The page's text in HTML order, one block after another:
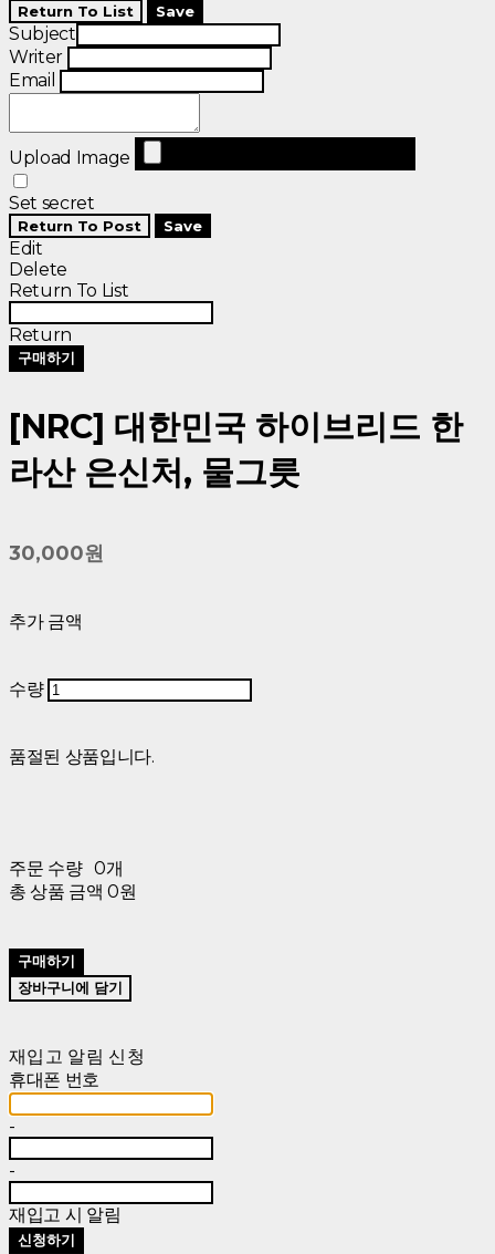
Return To List Save
Subject
Writer
Email
Upload Image
Set secret
Return To Post Save
Edit
Delete
Return To List
Return
구매하기
[NRC] 대한민국 하이브리드 한
라산 은신처, 물그릇
30,000원
추가 금액
수량
품절된 상품입니다.
주문 수량 0개
총 상품 금액 0원
구매하기
장바구니에 담기
재입고 알림 신청
휴대폰 번호
-
-
재입고 시 알림
신청하기